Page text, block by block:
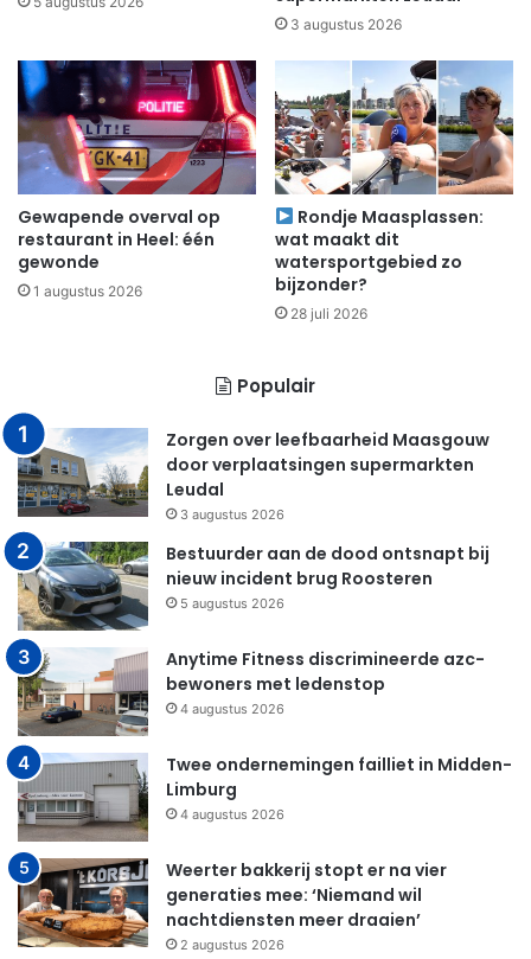
3 augustus 2026
Gewapende overval op
restaurant in Heel: één
gewonde
1 augustus 2026
Rondje Maasplassen:
wat maakt dit
watersportgebied zo
bijzonder?
28 juli 2026
Populair
Zorgen over leefbaarheid Maasgouw
door verplaatsingen supermarkten
Leudal
3 augustus 2026
Bestuurder aan de dood ontsnapt bij
nieuw incident brug Roosteren
5 augustus 2026
Anytime Fitness discrimineerde azc-
bewoners met ledenstop
4 augustus 2026
Twee ondernemingen failliet in Midden-
Limburg
4 augustus 2026
Weerter bakkerij stopt er na vier
generaties mee: ‘Niemand wil
nachtdiensten meer draaien’
2 augustus 2026